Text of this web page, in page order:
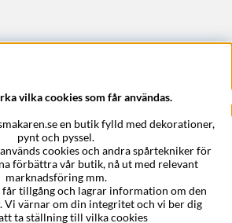
vilka cookies som får användas.
en butik fylld med dekorationer,
pynt och pyssel.
cookies och andra spårtekniker för
förbättra vår butik, nå ut med relevant
marknadsföring mm.
tillgång och lagrar information om den
Vi värnar om din integritet och vi ber dig
ta ställning till vilka cookies